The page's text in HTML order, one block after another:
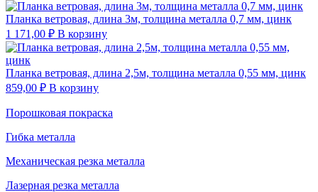
Планка ветровая, длина 3м, толщина металла 0,7 мм, цинк
1 171,00 ₽ В корзину
Планка ветровая, длина 2,5м, толщина металла 0,55 мм, цинк
859,00 ₽ В корзину
Порошковая покраска
Гибка металла
Механическая резка металла
Лазерная резка металла